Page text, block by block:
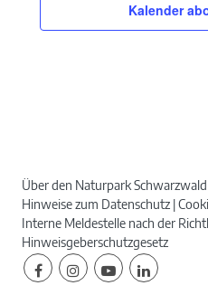
Kalender
Über den Naturpark
Hinweise zum Datenschutz
Interne Meldestelle nach der
Hinweisgeberschutzgesetz